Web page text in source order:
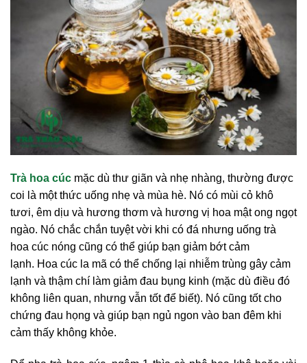
Trà hoa cúc mặc dù thư giãn và nhẹ nhàng, thường được
coi là một thức uống nhẹ và mùa hè. Nó có mùi cỏ khô
tươi, êm dịu và hương thơm và hương vị hoa mật ong ngọt
ngào. Nó chắc chắn tuyệt vời khi có đá nhưng uống trà
hoa cúc nóng cũng có thể giúp bạn giảm bớt cảm
lạnh. Hoa cúc la mã có thể chống lại nhiễm trùng gây cảm
lạnh và thậm chí làm giảm đau bụng kinh (mặc dù điều đó
không liên quan, nhưng vẫn tốt để biết). Nó cũng tốt cho
chứng đau họng và giúp bạn ngủ ngon vào ban đêm khi
cảm thấy không khỏe.